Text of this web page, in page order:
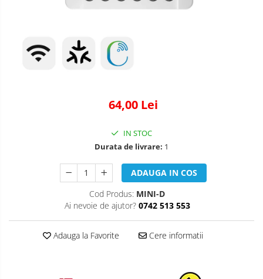
64,00 Lei
IN STOC
Durata de livrare: 1
ADAUGA IN COS
Cod Produs: MINI-D
Ai nevoie de ajutor? 0742 513 553
Adauga la Favorite Cere informatii